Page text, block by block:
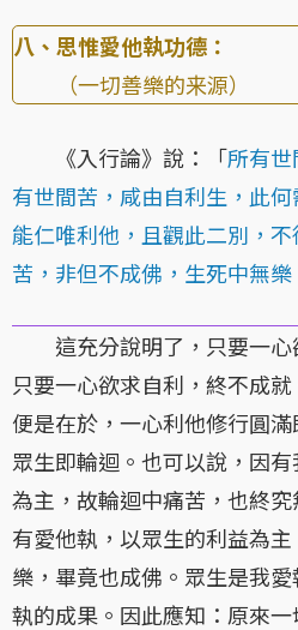
八、思惟愛他執功德：
（一切善樂的来源）
《入行論》說：「所有
有世間苦，咸由自利生，此
能仁唯利他，且觀此二別，
苦，非但不成佛，生死中無樂
這充分說明了，只要一心
只要一心欲求自利，終不成
便是在於，一心利他修行圓
眾生即輪迴。也可以說，因
為主，故輪迴中痛苦，也終
有愛他執，以眾生的利益為
樂，畢竟也成佛。眾生是我
執的成果。因此應知：原來